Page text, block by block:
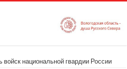
войск национальной гвардии России